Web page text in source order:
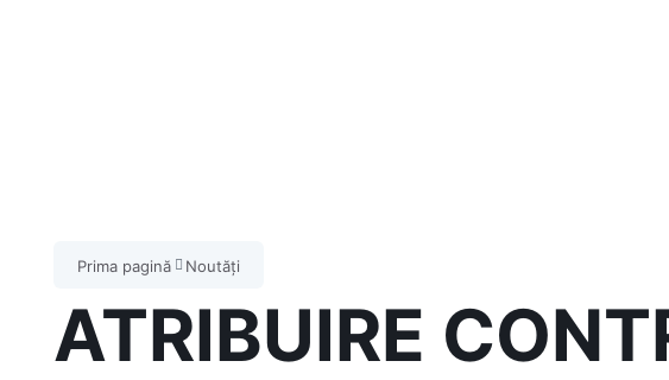
Prima pagină Noutăți
ATRIBUIRE